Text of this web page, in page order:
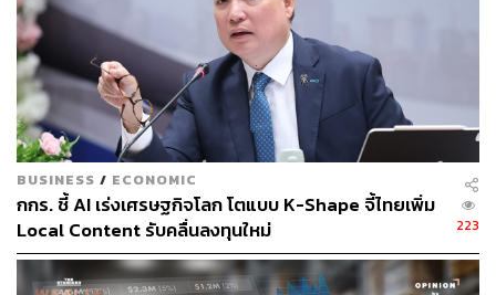
ภาครัฐควรมีนโยบายส่งเสริม เช่น สนับสนุนบริษัทที่จ้างเด็ก
จบใหม่ จัดหลักสูตรพัฒนาทักษะราคาย่อมเยา และปรับระบบ
ประกันการว่างงานให้ครอบคลุมกลุ่มบัณฑิต สถาบันการ
ศึกษาควรยกเครื่องหลักสูตรให้ทันยุค ฝึกให้นักศึกษาทำงาน
จริงมากขึ้น และเน้นการพัฒนา Soft Skills ควบคู่กับความรู้
เชิงวิชาการ
ขณะเดียวกัน นายจ้างก็ควรมอง AI เป็นเครื่องมือเสริม ไม่ใช่
ตัวแทนคนรุ่นใหม่ และควรเปิดโอกาสให้เด็กใหม่ได้เรียนรู้
ผ่านประสบการณ์จริง
BUSINESS / ECONOMIC
กกร. ชี้ AI เร่งเศรษฐกิจโลก โตแบบ K-Shape จี้ไทยเพิ่ม
Local Content รับคลื่นลงทุนใหม่
223